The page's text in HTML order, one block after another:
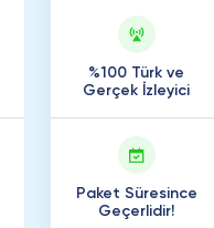
%100 Türk ve
Gerçek İzleyici
Paket Süresince
Geçerlidir!